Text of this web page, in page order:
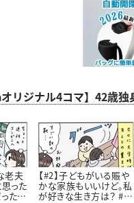
リジナル4コマ】42歳独
老夫
った
たお
【#2】子どもがいる賑や
かな家族もいいけど。私
が好きな生き方は？ #4